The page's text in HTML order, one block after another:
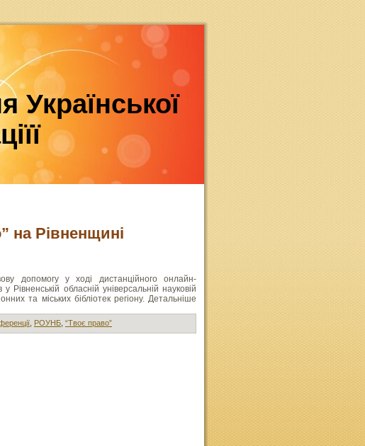
Української
на Рівненщині
допомогу у ході дистанційного онлайн-
обласній універсальній науковій
та міських бібліотек регіону. Детальніше
РОУНБ “Твоє право”